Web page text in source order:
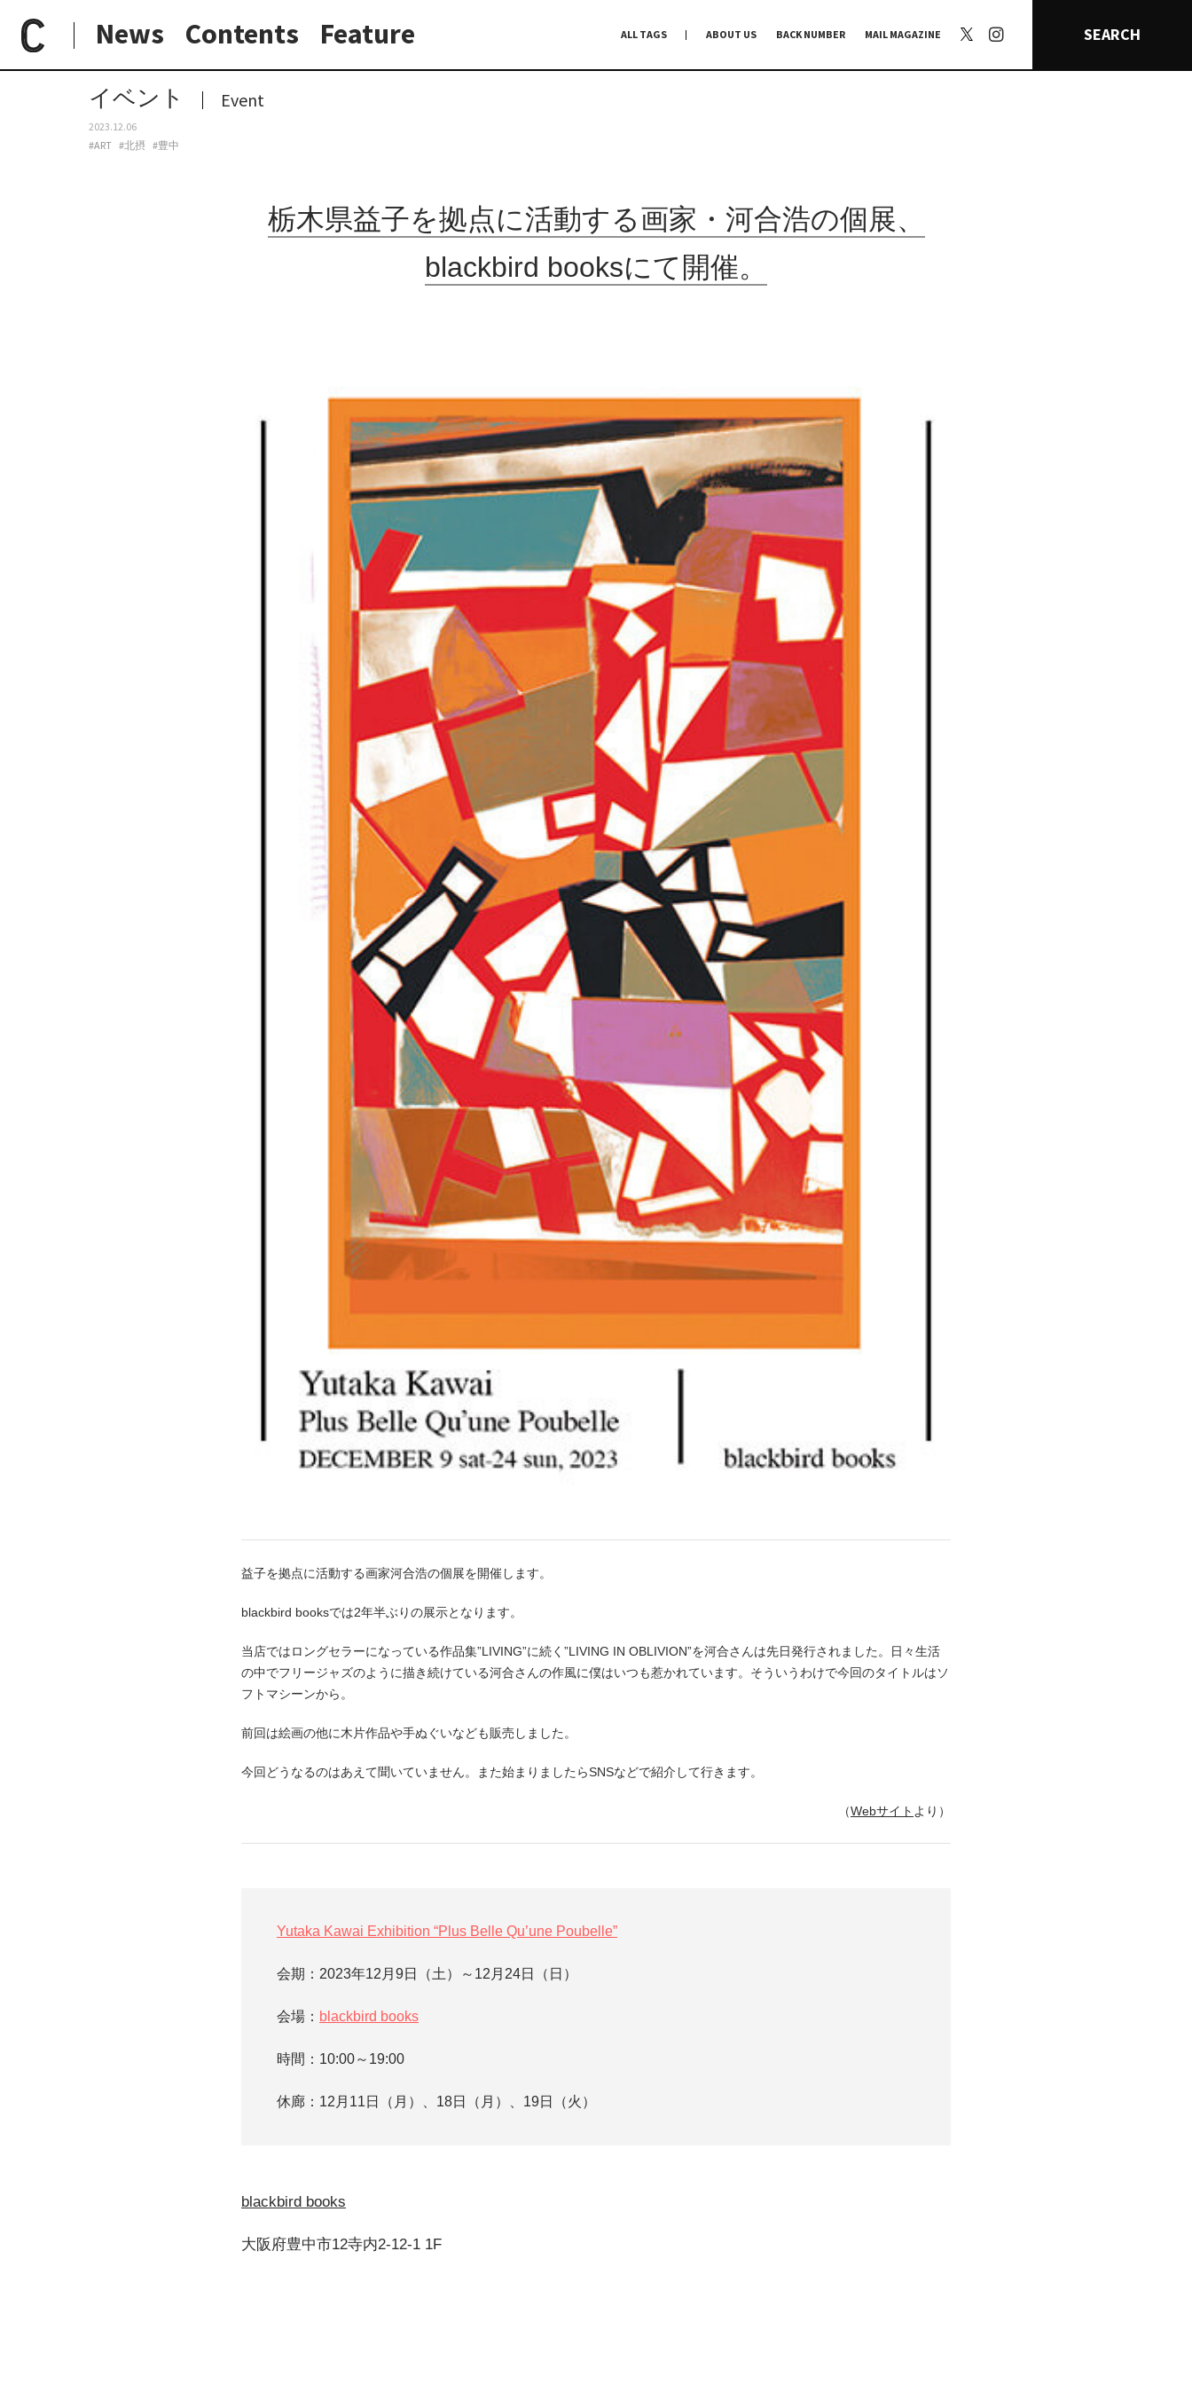
News Contents Feature ALL TAGS ABOUT US BACK NUMBER MAIL MAGAZINE SEARCH
日常と現場
paperC 今週のイベント
イベント Event
2023.12.06
#ART #北摂 #豊中
栃木県益子を拠点に活動する画家・河合浩の個展、
blackbird booksにて開催。
益子を拠点に活動する画家河合浩の個展を開催します。
blackbird booksでは2年半ぶりの展示となります。
当店ではロングセラーになっている作品集”LIVING”に続く”LIVING IN OBLIVION”を河合さんは先日発行されました。日々生活
の中でフリージャズのように描き続けている河合さんの作風に僕はいつも惹かれています。そういうわけで今回のタイトルはソ
フトマシーンから。
前回は絵画の他に木片作品や手ぬぐいなども販売しました。
今回どうなるのはあえて聞いていません。また始まりましたらSNSなどで紹介して行きます。
（Webサイト より）
Yutaka Kawai Exhibition “Plus Belle Qu’une Poubelle”
会期：2023年12月9日（土）～12月24日（日）
会場： blackbird books
時間：10:00～19:00
休廊：12月11日（月）、18日（月）、19日（火）
blackbird books
大阪府豊中市12寺内2-12-1 1F